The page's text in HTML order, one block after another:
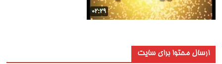
ارسال محتوا برای سایت